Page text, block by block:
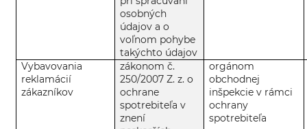
osobných
údajov a o
voľnom pohybe
takýchto údajov
Vybavovania
reklamácií
zákazníkov
zákonom č.
250/2007 Z. z. o
ochrane
spotrebiteľa v
znení
orgánom
obchodnej
inšpekcie v rámci
ochrany
spotrebiteľa